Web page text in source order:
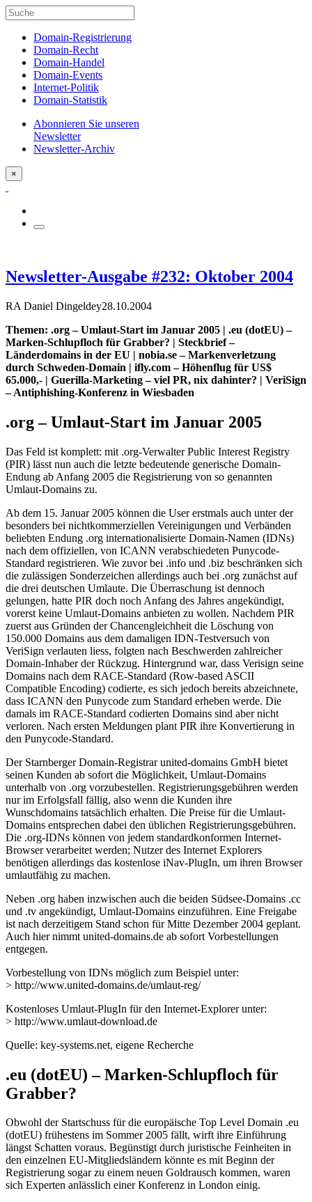
Domain-Registrierung
Domain-Recht
Domain-Handel
Domain-Events
Internet-Politik
Domain-Statistik
Abonnieren Sie unseren
Newsletter
Newsletter-Archiv
×
Newsletter-Ausgabe #232: Oktober 2004
RA Daniel Dingeldey28.10.2004
Themen: .org – Umlaut-Start im Januar 2005 | .eu (dotEU) –
Marken-Schlupfloch für Grabber? | Steckbrief –
Länderdomains in der EU | nobia.se – Markenverletzung
durch Schweden-Domain | ifly.com – Höhenflug für US$
65.000,- | Guerilla-Marketing – viel PR, nix dahinter? | VeriSign
– Antiphishing-Konferenz in Wiesbaden
.org – Umlaut-Start im Januar 2005
Das Feld ist komplett: mit .org-Verwalter Public Interest Registry
(PIR) lässt nun auch die letzte bedeutende generische Domain-
Endung ab Anfang 2005 die Registrierung von so genannten
Umlaut-Domains zu.
Ab dem 15. Januar 2005 können die User erstmals auch unter der
besonders bei nichtkommerziellen Vereinigungen und Verbänden
beliebten Endung .org internationalisierte Domain-Namen (IDNs)
nach dem offiziellen, von ICANN verabschiedeten Punycode-
Standard registrieren. Wie zuvor bei .info und .biz beschränken sich
die zulässigen Sonderzeichen allerdings auch bei .org zunächst auf
die drei deutschen Umlaute. Die Überraschung ist dennoch
gelungen, hatte PIR doch noch Anfang des Jahres angekündigt,
vorerst keine Umlaut-Domains anbieten zu wollen. Nachdem PIR
zuerst aus Gründen der Chancengleichheit die Löschung von
150.000 Domains aus dem damaligen IDN-Testversuch von
VeriSign verlauten liess, folgten nach Beschwerden zahlreicher
Domain-Inhaber der Rückzug. Hintergrund war, dass Verisign seine
Domains nach dem RACE-Standard (Row-based ASCII
Compatible Encoding) codierte, es sich jedoch bereits abzeichnete,
dass ICANN den Punycode zum Standard erheben werde. Die
damals im RACE-Standard codierten Domains sind aber nicht
verloren. Nach ersten Meldungen plant PIR ihre Konvertierung in
den Punycode-Standard.
Der Starnberger Domain-Registrar united-domains GmbH bietet
seinen Kunden ab sofort die Möglichkeit, Umlaut-Domains
unterhalb von .org vorzubestellen. Registrierungsgebühren werden
nur im Erfolgsfall fällig, also wenn die Kunden ihre
Wunschdomains tatsächlich erhalten. Die Preise für die Umlaut-
Domains entsprechen dabei den üblichen Registrierungsgebühren.
Die .org-IDNs können von jedem standardkonformen Internet-
Browser verarbeitet werden; Nutzer des Internet Explorers
benötigen allerdings das kostenlose iNav-PlugIn, um ihren Browser
umlautfähig zu machen.
Neben .org haben inzwischen auch die beiden Südsee-Domains .cc
und .tv angekündigt, Umlaut-Domains einzuführen. Eine Freigabe
ist nach derzeitigem Stand schon für Mitte Dezember 2004 geplant.
Auch hier nimmt united-domains.de ab sofort Vorbestellungen
entgegen.
Vorbestellung von IDNs möglich zum Beispiel unter:
> http://www.united-domains.de/umlaut-reg/
Kostenloses Umlaut-PlugIn für den Internet-Explorer unter:
> http://www.umlaut-download.de
Quelle: key-systems.net, eigene Recherche
.eu (dotEU) – Marken-Schlupfloch für
Grabber?
Obwohl der Startschuss für die europäische Top Level Domain .eu
(dotEU) frühestens im Sommer 2005 fällt, wirft ihre Einführung
längst Schatten voraus. Begünstigt durch juristische Feinheiten in
den einzelnen EU-Mitgliedsländern könnte es mit Beginn der
Registrierung sogar zu einem neuen Goldrausch kommen, waren
sich Experten anlässlich einer Konferenz in London einig.